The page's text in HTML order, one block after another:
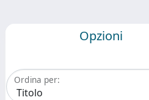
Opzioni
Ordina per: